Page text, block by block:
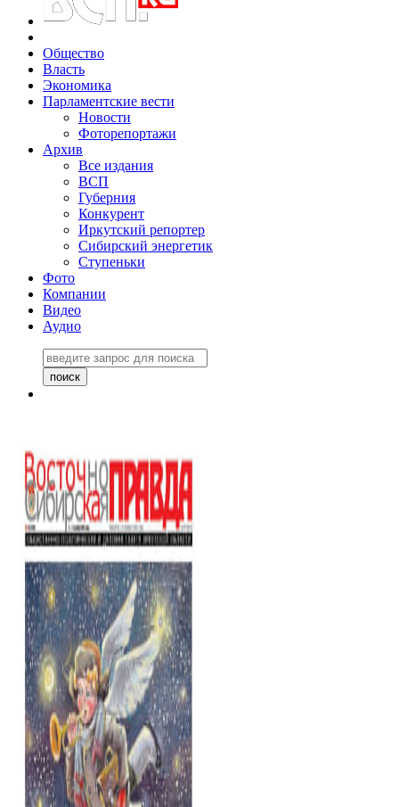
Общество
Власть
Экономика
Парламентские вести
Новости
Фоторепортажи
Архив
Все издания
ВСП
Губерния
Конкурент
Иркутский репортер
Сибирский энергетик
Ступеньки
Фото
Компании
Видео
Аудио